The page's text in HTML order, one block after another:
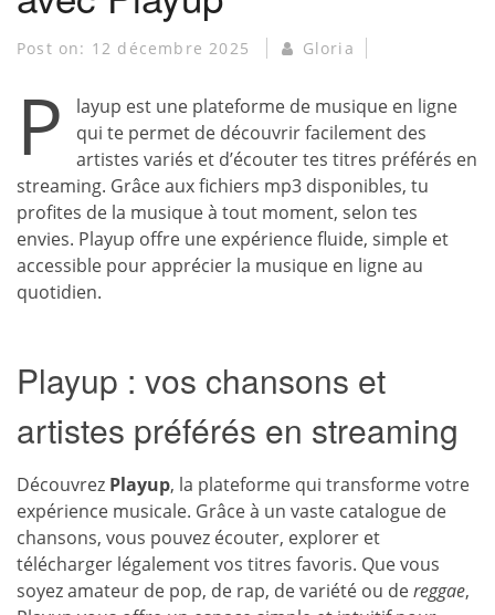
Post on: 12 décembre 2025 Gloria
P
layup est une plateforme de musique en ligne
qui te permet de découvrir facilement des
artistes variés et d’écouter tes titres préférés en
streaming. Grâce aux fichiers mp3 disponibles, tu
profites de la musique à tout moment, selon tes
envies. Playup offre une expérience fluide, simple et
accessible pour apprécier la musique en ligne au
quotidien.
Playup : vos chansons et
artistes préférés en streaming
Découvrez Playup, la plateforme qui transforme votre
expérience musicale. Grâce à un vaste catalogue de
chansons, vous pouvez écouter, explorer et
télécharger légalement vos titres favoris. Que vous
soyez amateur de pop, de rap, de variété ou dereggae,